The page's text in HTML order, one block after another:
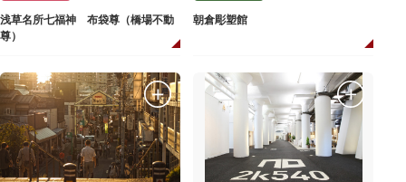
浅草名所七福神 布袋尊（橋場不動
尊）
朝倉彫塑館